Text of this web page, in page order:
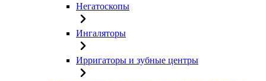
Негатоскопы
Ингаляторы
Ирригаторы и зубные центры